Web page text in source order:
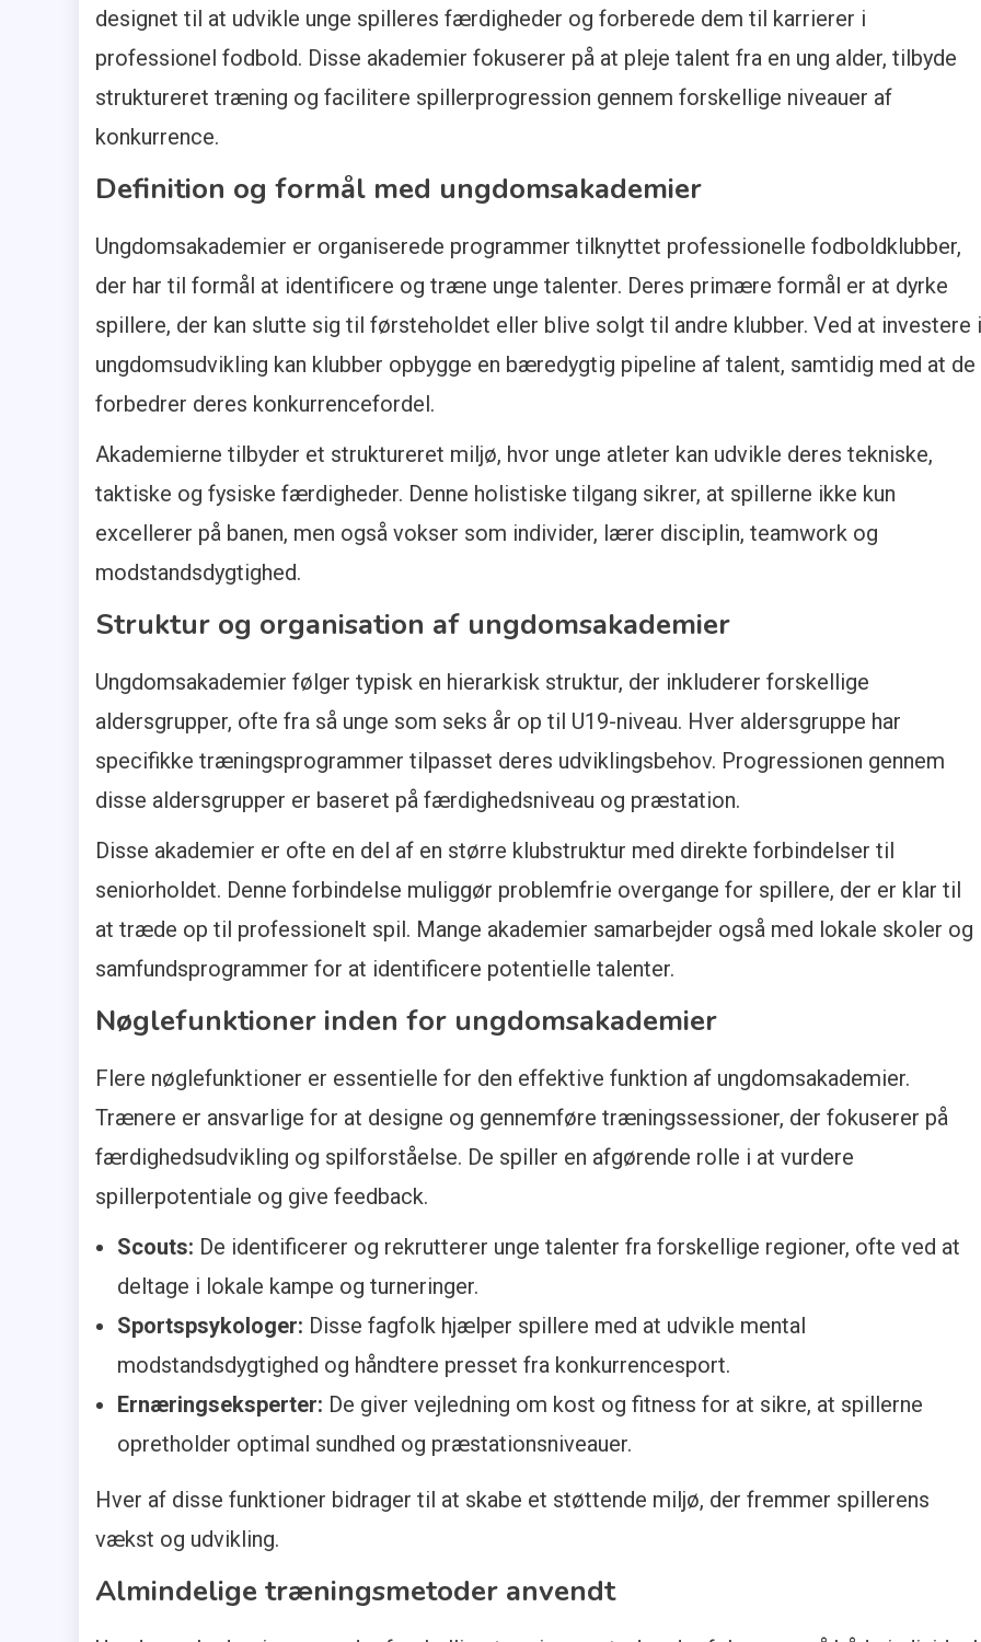
designet til at udvikle unge spilleres færdigheder og forberede dem til karrierer i
professionel fodbold. Disse akademier fokuserer på at pleje talent fra en ung alder, tilbyde
struktureret træning og facilitere spillerprogression gennem forskellige niveauer af
konkurrence.
Definition og formål med ungdomsakademier
Ungdomsakademier er organiserede programmer tilknyttet professionelle fodboldklubber,
der har til formål at identificere og træne unge talenter. Deres primære formål er at dyrke
spillere, der kan slutte sig til førsteholdet eller blive solgt til andre klubber. Ved at investere i
ungdomsudvikling kan klubber opbygge en bæredygtig pipeline af talent, samtidig med at de
forbedrer deres konkurrencefordel.
Akademierne tilbyder et struktureret miljø, hvor unge atleter kan udvikle deres tekniske,
taktiske og fysiske færdigheder. Denne holistiske tilgang sikrer, at spillerne ikke kun
excellerer på banen, men også vokser som individer, lærer disciplin, teamwork og
modstandsdygtighed.
Struktur og organisation af ungdomsakademier
Ungdomsakademier følger typisk en hierarkisk struktur, der inkluderer forskellige
aldersgrupper, ofte fra så unge som seks år op til U19-niveau. Hver aldersgruppe har
specifikke træningsprogrammer tilpasset deres udviklingsbehov. Progressionen gennem
disse aldersgrupper er baseret på færdighedsniveau og præstation.
Disse akademier er ofte en del af en større klubstruktur med direkte forbindelser til
seniorholdet. Denne forbindelse muliggør problemfrie overgange for spillere, der er klar til
at træde op til professionelt spil. Mange akademier samarbejder også med lokale skoler og
samfundsprogrammer for at identificere potentielle talenter.
Nøglefunktioner inden for ungdomsakademier
Flere nøglefunktioner er essentielle for den effektive funktion af ungdomsakademier.
Trænere er ansvarlige for at designe og gennemføre træningssessioner, der fokuserer på
færdighedsudvikling og spilforståelse. De spiller en afgørende rolle i at vurdere
spillerpotentiale og give feedback.
Scouts: De identificerer og rekrutterer unge talenter fra forskellige regioner, ofte ved at
deltage i lokale kampe og turneringer.
Sportspsykologer: Disse fagfolk hjælper spillere med at udvikle mental
modstandsdygtighed og håndtere presset fra konkurrencesport.
Ernæringseksperter: De giver vejledning om kost og fitness for at sikre, at spillerne
opretholder optimal sundhed og præstationsniveauer.
Hver af disse funktioner bidrager til at skabe et støttende miljø, der fremmer spillerens
vækst og udvikling.
Almindelige træningsmetoder anvendt